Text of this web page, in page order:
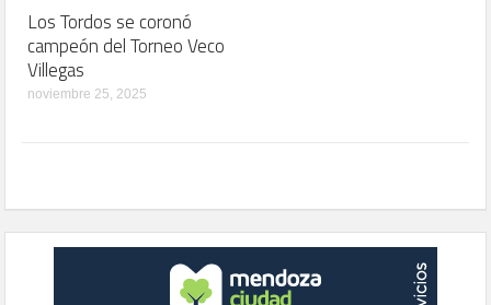
Los Tordos se coronó
campeón del Torneo Veco
Villegas
noviembre 25, 2025